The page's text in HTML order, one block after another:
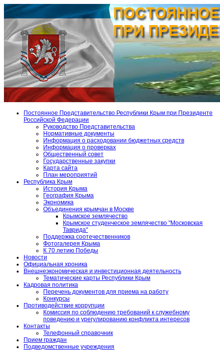
Постоянное Представительство Республики Крым при Президенте
Российской Федерации
Руководство Представительства
Нормативные документы
Информация о расходовании бюджетных средств
Информация о проверках
Общественный совет
Государственные закупки
Карта сайта
План мероприятий
Республика Крым
История Крыма
География Крыма
Экономика
Объединения крымчан в Москве
Крымское землячество
Крымское студенческое землячество "Московская
Таврида"
Поддержка соотечественников
Фотогалерея Крыма
К 70 летию Победы
Новости
Официальная хроника
Внешнеэкономическая и инвестиционная деятельность
Тематические карты Республики Крым
Кадровая политика
Перечень документов для приема на работу
Конкурсы
Противодействие коррупции
Комиссия по соблюдению требований к служебному
поведению и урегулированию конфликта интересов
Контакты
Телефонный справочник
Прием граждан
Подведомственные учреждения